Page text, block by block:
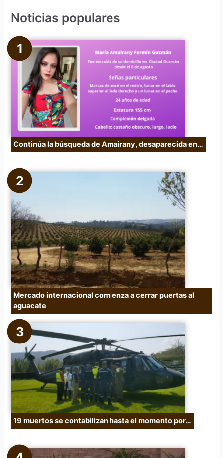
a
o
Noticias populares
Continúa la búsqueda de Amairany, desaparecida en…
Mercado internacional comienza a cerrar puertas al
aguacate
19 muertos se contabilizan hasta el momento por…